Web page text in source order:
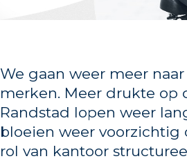
We gaan weer meer
merken. Meer drukte op
Randstad lopen weer
bloeien weer voorzichtig
rol van kantoor